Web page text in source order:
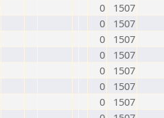
0
1507
0
1507
0
1507
0
1507
0
1507
0
1507
0
1507